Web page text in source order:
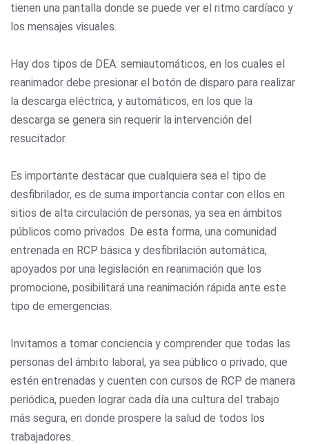
tienen una pantalla donde se puede ver el ritmo cardíaco y
los mensajes visuales.
Hay dos tipos de DEA: semiautomáticos, en los cuales el
reanimador debe presionar el botón de disparo para realizar
la descarga eléctrica, y automáticos, en los que la
descarga se genera sin requerir la intervención del
resucitador.
Es importante destacar que cualquiera sea el tipo de
desfibrilador, es de suma importancia contar con ellos en
sitios de alta circulación de personas, ya sea en ámbitos
públicos como privados. De esta forma, una comunidad
entrenada en RCP básica y desfibrilación automática,
apoyados por una legislación en reanimación que los
promocione, posibilitará una reanimación rápida ante este
tipo de emergencias.
Invitamos a tomar conciencia y comprender que todas las
personas del ámbito laboral, ya sea público o privado, que
estén entrenadas y cuenten con cursos de RCP de manera
periódica, pueden lograr cada día una cultura del trabajo
más segura, en donde prospere la salud de todos los
trabajadores.